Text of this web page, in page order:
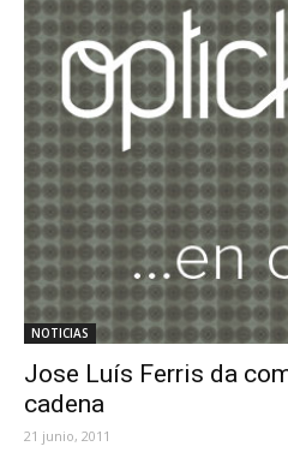
NOTICIAS
Jose Luís Ferris da
cadena
21 junio, 2011